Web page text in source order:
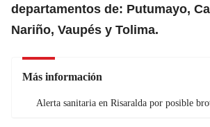
departamentos de: Putumayo,
Nariño, Vaupés y Tolima.
Más información
Alerta sanitaria en Risaralda por posible